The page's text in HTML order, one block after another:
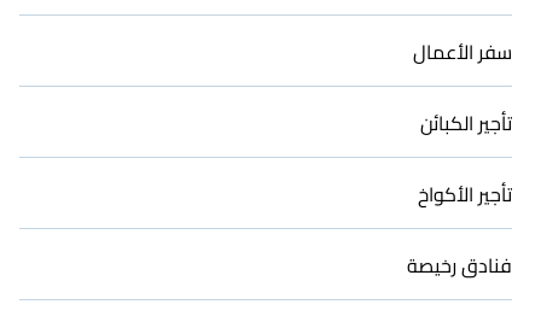
سفر الأعمال
تأجير الكبائن
تأجير الأكواخ
فنادق رخيصة